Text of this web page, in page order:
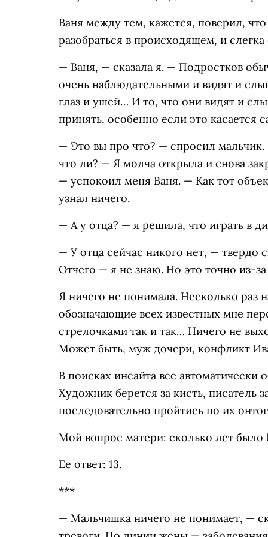
Ваня между тем, кажется, поверил,
разобраться в происходящем, и слегка
— Ваня, — сказала я. — Подростков
очень наблюдательными и видят и
глаз и ушей… И то, что они видят и
принять, особенно если это
— Это вы про что? — спросил
что ли? — Я молча открыла и снова
— успокоил меня Ваня. — Как тот
узнал ничего.
— А у отца? — я решила, что играть в
— У отца сейчас никого нет, — твердо
Отчего — я не знаю. Но это точно из-
Я ничего не понимала. Несколько раз
обозначающие всех известных мне
стрелочками так и так… Ничего не
Может быть, муж дочери, конфликт
В поисках инсайта все
Художник берется за кисть, писатель
последовательно пройтись по их
Мой вопрос матери: сколько лет было
Ее ответ: 13.
***
— Мальчишка ничего не понимает, —